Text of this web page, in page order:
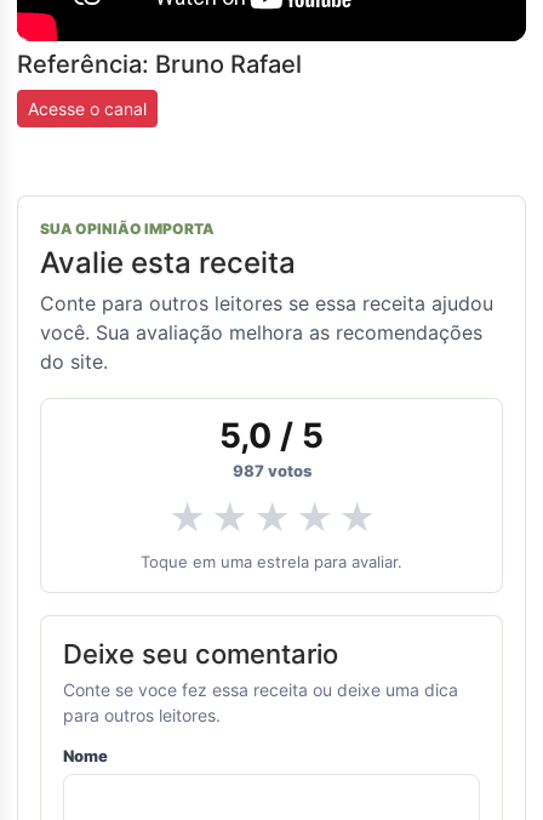
Referência: Bruno Rafael
Acesse o canal
SUA OPINIÃO IMPORTA
Avalie esta receita
Conte para outros leitores se essa receita ajudou
você. Sua avaliação melhora as recomendações
do site.
5,0 / 5
987votos
★ ★ ★ ★ ★
Toque em uma estrela para avaliar.
Deixe seu comentario
Conte se voce fez essa receita ou deixe uma dica
para outros leitores.
Nome